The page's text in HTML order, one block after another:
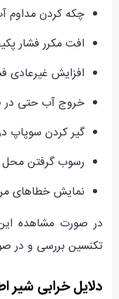
چکه کردن مداوم
افت مکرر فشار
افزایش غیرعادی
خروج آب حتی در
گیر کردن سوپاپ
رسوب گرفتن
نمایش خطاهای
در صورت مشاهده
تکنسین بررسی و در
دلایل خرابی شیر